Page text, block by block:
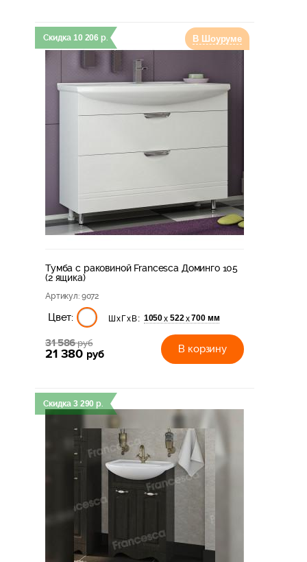
Скидка 10 206 р. В Шоуруме
Тумба с раковиной Francesca Доминго 105
(2 ящика)
Артикул: 9072
Цвет: ШхГхВ: 1050х 522х 700 мм
31 586руб
21 380 руб В корзину
Скидка 3 290 р.